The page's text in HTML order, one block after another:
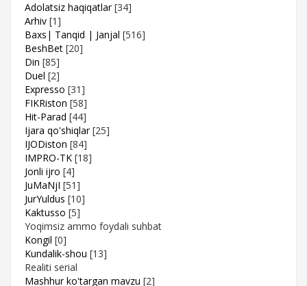
Adolatsiz haqiqatlar [34]
Arhiv [1]
Baxs| Tanqid | Janjal [516]
BeshBet [20]
Din [85]
Duel [2]
Expresso [31]
FIKRiston [58]
Hit-Parad [44]
Ijara qo'shiqlar [25]
IJODiston [84]
IMPRO-TK [18]
Jonli ijro [4]
JuMaNjI [51]
JurYuldus [10]
Kaktusso [5]
Yoqimsiz ammo foydali suhbat
Kongil [0]
Kundalik-shou [13]
Realiti serial
Mashhur ko'targan mavzu [2]